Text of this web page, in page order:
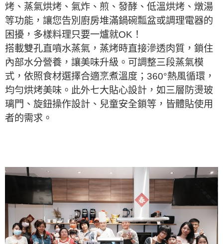
烤、蒸氣烘烤、氣炸、煎、發酵、低溫烘烤、燉湯
等功能，讓您告別廚房堆滿鍋碗瓢盆或調理電器的
困擾，多樣料理只要一爐就OK！
搭載雙孔直噴水蒸氣，蒸烤時直接滲透肉質，鎖住
內部水分營養，讓美味升級。可調整三段蒸氣模
式，依照食材選擇合適烹煮溫度；360°熱風循環，
均勻烘烤美味。此外七大貼心設計，如三層防燙玻
璃門、旋鈕操作設計、兒童安全鎖等，皆體貼使用
者的需求。